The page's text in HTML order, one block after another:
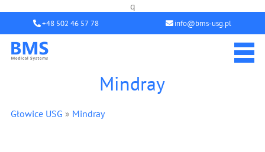
q
+48 502 46 57 78 info@bms-usg.pl
Mindray
Głowice USG » Mindray